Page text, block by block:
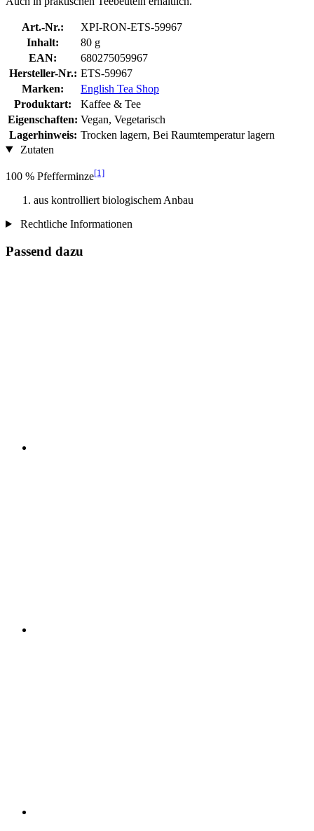
Art.-Nr.:
XPI-RON-ETS-59967
Inhalt:
80 g
EAN:
680275059967
Hersteller-Nr.: ETS-59967
Marken:
English Tea Shop
Produktart:
Kaffee & Tee
Eigenschaften: Vegan, Vegetarisch
Lagerhinweis: Trocken lagern, Bei Raumtemperatur lagern
Zutaten
100 % Pfefferminze[1]
aus kontrolliert biologischem Anbau
Rechtliche Informationen
Passend dazu